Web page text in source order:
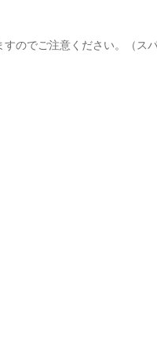
のでご注意ください。（スパ